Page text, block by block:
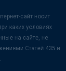
сайт носит
каких условиях
на сайте, не
Статей 435 и